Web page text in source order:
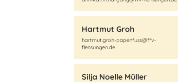
Hartmut Groh
hartmut.groh-papenfuss@ffv-
flensungen.de
Silja Noelle Müller